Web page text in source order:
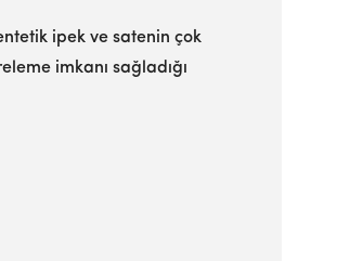
ipek ve satenin çok
imkanı sağladığı